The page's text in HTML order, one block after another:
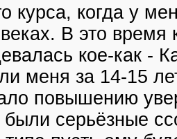
курса, когда у
В это
кое-как -
меня за 14-15
повышению
были серьёзные